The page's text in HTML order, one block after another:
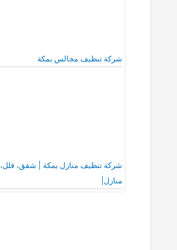
شركة تنظيف مجالس بمكة
شركة تنظيف منازل بمكة | شقق، فلل،
منازل|